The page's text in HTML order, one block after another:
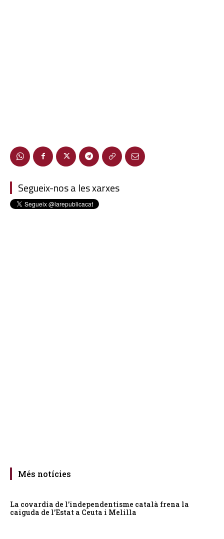
Segueix-nos a les xarxes
Més notícies
La covardia de l’independentisme català frena la
caiguda de l’Estat a Ceuta i Melilla